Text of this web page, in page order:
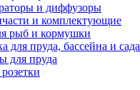
и диффузоры
и комплектующие
рыб и кормушки
для пруда, бассейна и сада
для пруда